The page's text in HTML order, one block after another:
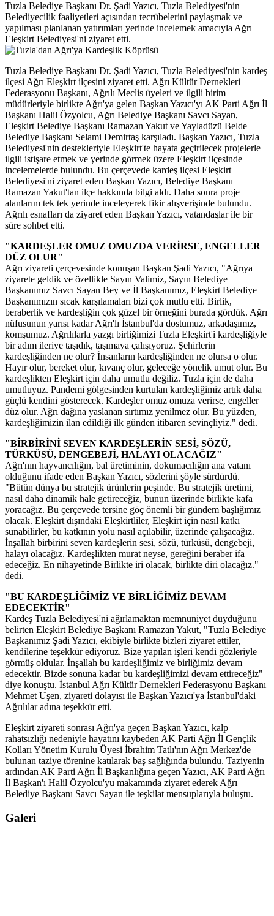
Tuzla Belediye Başkanı Dr. Şadi Yazıcı, Tuzla Belediyesi'nin
Belediyecilik faaliyetleri açısından tecrübelerini paylaşmak ve
yapılması planlanan yatırımları yerinde incelemek amacıyla Ağrı
Eleşkirt Belediyesi'ni ziyaret etti.
Tuzla Belediye Başkanı Dr. Şadi Yazıcı, Tuzla Belediyesi'nin kardeş
ilçesi Ağrı Eleşkirt ilçesini ziyaret etti. Ağrı Kültür Dernekleri
Federasyonu Başkanı, Ağrılı Meclis üyeleri ve ilgili birim
müdürleriyle birlikte Ağrı'ya gelen Başkan Yazıcı'yı AK Parti Ağrı İl
Başkanı Halil Özyolcu, Ağrı Belediye Başkanı Savcı Sayan,
Eleşkirt Belediye Başkanı Ramazan Yakut ve Yayladüzü Belde
Belediye Başkanı Selami Demirtaş karşıladı. Başkan Yazıcı, Tuzla
Belediyesi'nin destekleriyle Eleşkirt'te hayata geçirilecek projelerle
ilgili istişare etmek ve yerinde görmek üzere Eleşkirt ilçesinde
incelemelerde bulundu. Bu çerçevede kardeş ilçesi Eleşkirt
Belediyesi'ni ziyaret eden Başkan Yazıcı, Belediye Başkanı
Ramazan Yakut'tan ilçe hakkında bilgi aldı. Daha sonra proje
alanlarını tek tek yerinde inceleyerek fikir alışverişinde bulundu.
Ağrılı esnafları da ziyaret eden Başkan Yazıcı, vatandaşlar ile bir
süre sohbet etti.
"KARDEŞLER OMUZ OMUZDA VERİRSE, ENGELLER
DÜZ OLUR"
Ağrı ziyareti çerçevesinde konuşan Başkan Şadi Yazıcı, "Ağrıya
ziyarete geldik ve özellikle Sayın Valimiz, Sayın Belediye
Başkanımız Savcı Sayan Bey ve İl Başkanımız, Eleşkirt Belediye
Başkanımızın sıcak karşılamaları bizi çok mutlu etti. Birlik,
beraberlik ve kardeşliğin çok güzel bir örneğini burada gördük. Ağrı
nüfusunun yarısı kadar Ağrı'lı İstanbul'da dostumuz, arkadaşımız,
komşumuz. Ağrılılarla yazgı birliğimizi Tuzla Eleşkirt'i kardeşliğiyle
bir adım ileriye taşıdık, taşımaya çalışıyoruz. Şehirlerin
kardeşliğinden ne olur? İnsanların kardeşliğinden ne olursa o olur.
Hayır olur, bereket olur, kıvanç olur, geleceğe yönelik umut olur. Bu
kardeşlikten Eleşkirt için daha umutlu değiliz. Tuzla için de daha
umutluyuz. Pandemi gölgesinden kurtulan kardeşliğimiz artık daha
güçlü kendini gösterecek. Kardeşler omuz omuza verirse, engeller
düz olur. Ağrı dağına yaslanan sırtımız yenilmez olur. Bu yüzden,
kardeşliğimizin ilan edildiği ilk günden itibaren sevinçliyiz." dedi.
"BİRBİRİNİ SEVEN KARDEŞLERİN SESİ, SÖZÜ,
TÜRKÜSÜ, DENGEBEJİ, HALAYI OLACAĞIZ"
Ağrı'nın hayvancılığın, bal üretiminin, dokumacılığın ana vatanı
olduğunu ifade eden Başkan Yazıcı, sözlerini şöyle sürdürdü.
"Bütün dünya bu stratejik ürünlerin peşinde. Bu stratejik üretimi,
nasıl daha dinamik hale getireceğiz, bunun üzerinde birlikte kafa
yoracağız. Bu çerçevede tersine göç önemli bir gündem başlığımız
olacak. Eleşkirt dışındaki Eleşkirtliler, Eleşkirt için nasıl katkı
sunabilirler, bu katkının yolu nasıl açılabilir, üzerinde çalışacağız.
İnşallah birbirini seven kardeşlerin sesi, sözü, türküsü, dengebeji,
halayı olacağız. Kardeşlikten murat neyse, gereğini beraber ifa
edeceğiz. En nihayetinde Birlikte iri olacak, birlikte diri olacağız."
dedi.
"BU KARDEŞLİĞİMİZ VE BİRLİĞİMİZ DEVAM
EDECEKTİR"
Kardeş Tuzla Belediyesi'ni ağırlamaktan memnuniyet duyduğunu
belirten Eleşkirt Belediye Başkanı Ramazan Yakut, "Tuzla Belediye
Başkanımız Şadi Yazıcı, ekibiyle birlikte bizleri ziyaret ettiler,
kendilerine teşekkür ediyoruz. Bize yapılan işleri kendi gözleriyle
görmüş oldular. İnşallah bu kardeşliğimiz ve birliğimiz devam
edecektir. Bizde sonuna kadar bu kardeşliğimizi devam ettireceğiz"
diye konuştu. İstanbul Ağrı Kültür Dernekleri Federasyonu Başkanı
Mehmet Uşen, ziyareti dolayısı ile Başkan Yazıcı'ya İstanbul'daki
Ağrılılar adına teşekkür etti.
Eleşkirt ziyareti sonrası Ağrı'ya geçen Başkan Yazıcı, kalp
rahatsızlığı nedeniyle hayatını kaybeden AK Parti Ağrı İl Gençlik
Kolları Yönetim Kurulu Üyesi İbrahim Tatlı'nın Ağrı Merkez'de
bulunan taziye törenine katılarak baş sağlığında bulundu. Taziyenin
ardından AK Parti Ağrı İl Başkanlığına geçen Yazıcı, AK Parti Ağrı
İl Başkan'ı Halil Özyolcu'yu makamında ziyaret ederek Ağrı
Belediye Başkanı Savcı Sayan ile teşkilat mensuplarıyla buluştu.
Galeri